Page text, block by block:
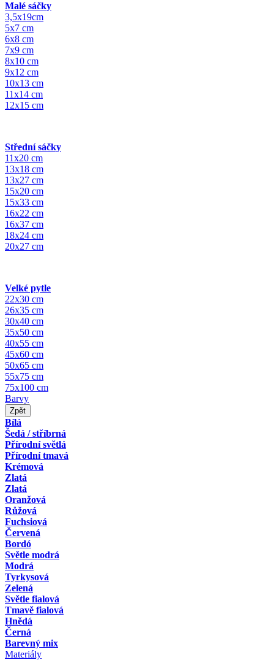
Malé sáčky
3,5x19cm
5x7 cm
6x8 cm
7x9 cm
8x10 cm
9x12 cm
10x13 cm
11x14 cm
12x15 cm
Střední sáčky
11x20 cm
13x18 cm
13x27 cm
15x20 cm
15x33 cm
16x22 cm
16x37 cm
18x24 cm
20x27 cm
Velké pytle
22x30 cm
26x35 cm
30x40 cm
35x50 cm
40x55 cm
45x60 cm
50x65 cm
55x75 cm
75x100 cm
Barvy
Zpět
Bílá
Šedá / stříbrná
Přírodní světlá
Přírodní tmavá
Krémová
Zlatá
Zlatá
Oranžová
Růžová
Fuchsiová
Červená
Bordó
Světle modrá
Modrá
Tyrkysová
Zelená
Světle fialová
Tmavě fialová
Hnědá
Černá
Barevný mix
Materiály